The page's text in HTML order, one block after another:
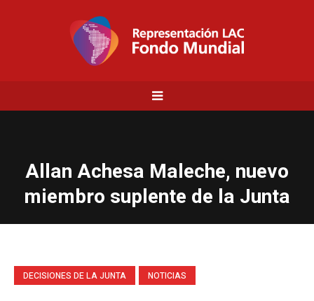
Allan Achesa Maleche, nuevo
miembro suplente de la Junta
DECISIONES DE LA JUNTA NOTICIAS